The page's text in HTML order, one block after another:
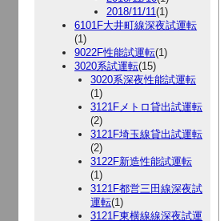
2018/11/11(1)
6101F大井町線深夜試運転
(1)
9022F性能試運転(1)
3020系試運転(15)
3020系深夜性能試運転
(1)
3121Fメトロ貸出試運転
(2)
3121F埼玉線貸出試運転
(2)
3122F新造性能試運転
(1)
3121F都営三田線深夜試
運転(1)
3121F東横線線深夜試運